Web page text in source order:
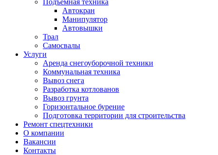
Подъемная техника
Автокран
Манипулятор
Автовышки
Трал
Самосвалы
Услуги
Аренда снегоуборочной техники
Коммунальная техника
Вывоз снега
Разработка котлованов
Вывоз грунта
Горизонтальное бурение
Подготовка территории для строительства
Ремонт спецтехники
О компании
Вакансии
Контакты